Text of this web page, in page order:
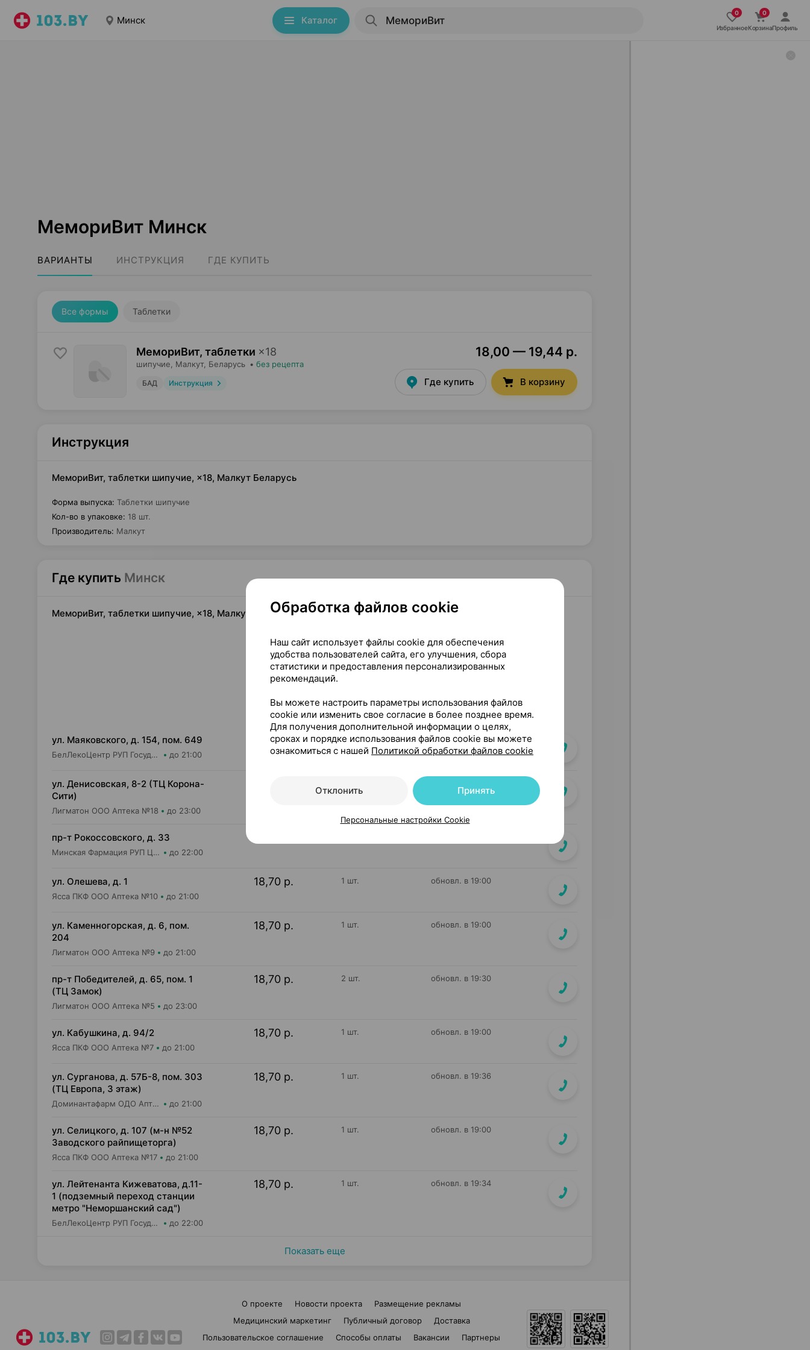
Минск Каталог
ИзбранноеКорзинаПрофиль
МемориВит Минск
ВАРИАНТЫ ИНСТРУКЦИЯ ГДЕ КУПИТЬ
Все формы Таблетки
МемориВит, таблетки ×18
шипучие, Малкут, Беларусь • без рецепта
БАД Инструкция
18,00 — 19,44 р.
Где купить В корзину
Инструкция
МемориВит, таблетки шипучие, ×18, Малкут Беларусь
Форма выпуска: Таблетки шипучие
Кол-во в упаковке: 18 шт.
Производитель: Малкут
Где купить Минск
МемориВит, таблетки шипучие, ×18, Малкут Беларусь
На карте
56
ул. Маяковского, д. 154, пом. 649
БелЛекоЦентр РУП Государственная аптека №16 до 21:00
18,00 р. 1 шт. обновл. в 19:31
ул. Денисовская, 8-2 (ТЦ Корона-
Сити)
Лигматон ООО Аптека №18 до 23:00
пр-т Рокоссовского, д. 33
Минская Фармация РУП Центральная районная аптека №182 до 22:00
ул. Олешева, д. 1
Ясса ПКФ ООО Аптека №10 до 21:00
18,70 р. 1 шт. обновл. в 19:00
ул. Каменногорская, д. 6, пом.
204
Лигматон ООО Аптека №9 до 21:00
18,70 р. 1 шт. обновл. в 19:00
пр-т Победителей, д. 65, пом. 1
(ТЦ Замок)
Лигматон ООО Аптека №5 до 23:00
18,70 р. 2 шт. обновл. в 19:30
ул. Кабушкина, д. 94/2
Ясса ПКФ ООО Аптека №7 до 21:00
18,70 р. 1 шт. обновл. в 19:00
ул. Сурганова, д. 57Б-8, пом. 303
(ТЦ Европа, 3 этаж)
Доминантафарм ОДО Аптека №37 до 21:00
18,70 р. 1 шт. обновл. в 19:36
ул. Селицкого, д. 107 (м-н №52
Заводского райпищеторга)
Ясса ПКФ ООО Аптека №17 до 21:00
18,70 р. 1 шт. обновл. в 19:00
ул. Лейтенанта Кижеватова, д.11-
1 (подземный переход станции
метро "Неморшанский сад")
БелЛекоЦентр РУП Государственная аптека №49 до 22:00
18,70 р. 1 шт. обновл. в 19:34
Показать еще
О проекте Новости проекта
Размещение рекламы
Медицинский маркетинг
Публичный договор
Доставка
Пользовательское соглашение
Способы оплаты Вакансии
Партнеры
Обработка файлов cookie
Наш сайт использует файлы cookie для обеспечения
удобства пользователей сайта, его улучшения, сбора
статистики и предоставления персонализированных
рекомендаций.
Вы можете настроить параметры использования файлов
cookie или изменить свое согласие в более позднее время.
Для получения дополнительной информации о целях,
сроках и порядке использования файлов cookie вы можете
ознакомиться с нашей Политикой обработки файлов cookie
Отклонить Принять
Персональные настройки Cookie